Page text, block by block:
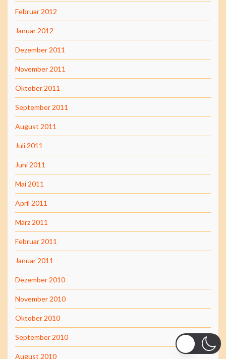
Februar 2012
Januar 2012
Dezember 2011
November 2011
Oktober 2011
September 2011
August 2011
Juli 2011
Juni 2011
Mai 2011
April 2011
März 2011
Februar 2011
Januar 2011
Dezember 2010
November 2010
Oktober 2010
September 2010
August 2010